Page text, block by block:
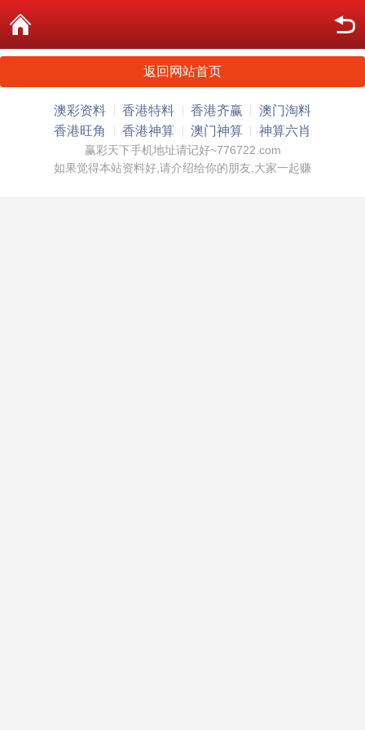
返回网站首页
澳彩资料 香港特料 香港齐赢
澳门淘料
香港旺角
香港神算 澳门神算 神算六肖
赢彩天下手机地址请记好~776722.com
如果觉得本站资料好,请介绍给你的朋友,大家一起赚